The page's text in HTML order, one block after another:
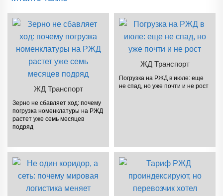
ЖД Транспорт
Зерно не сбавляет ход: почему
погрузка номенклатуры на РЖД
растет уже семь месяцев
подряд
ЖД Транспорт
Погрузка на РЖД в июле: еще
не спад, но уже почти и не рост